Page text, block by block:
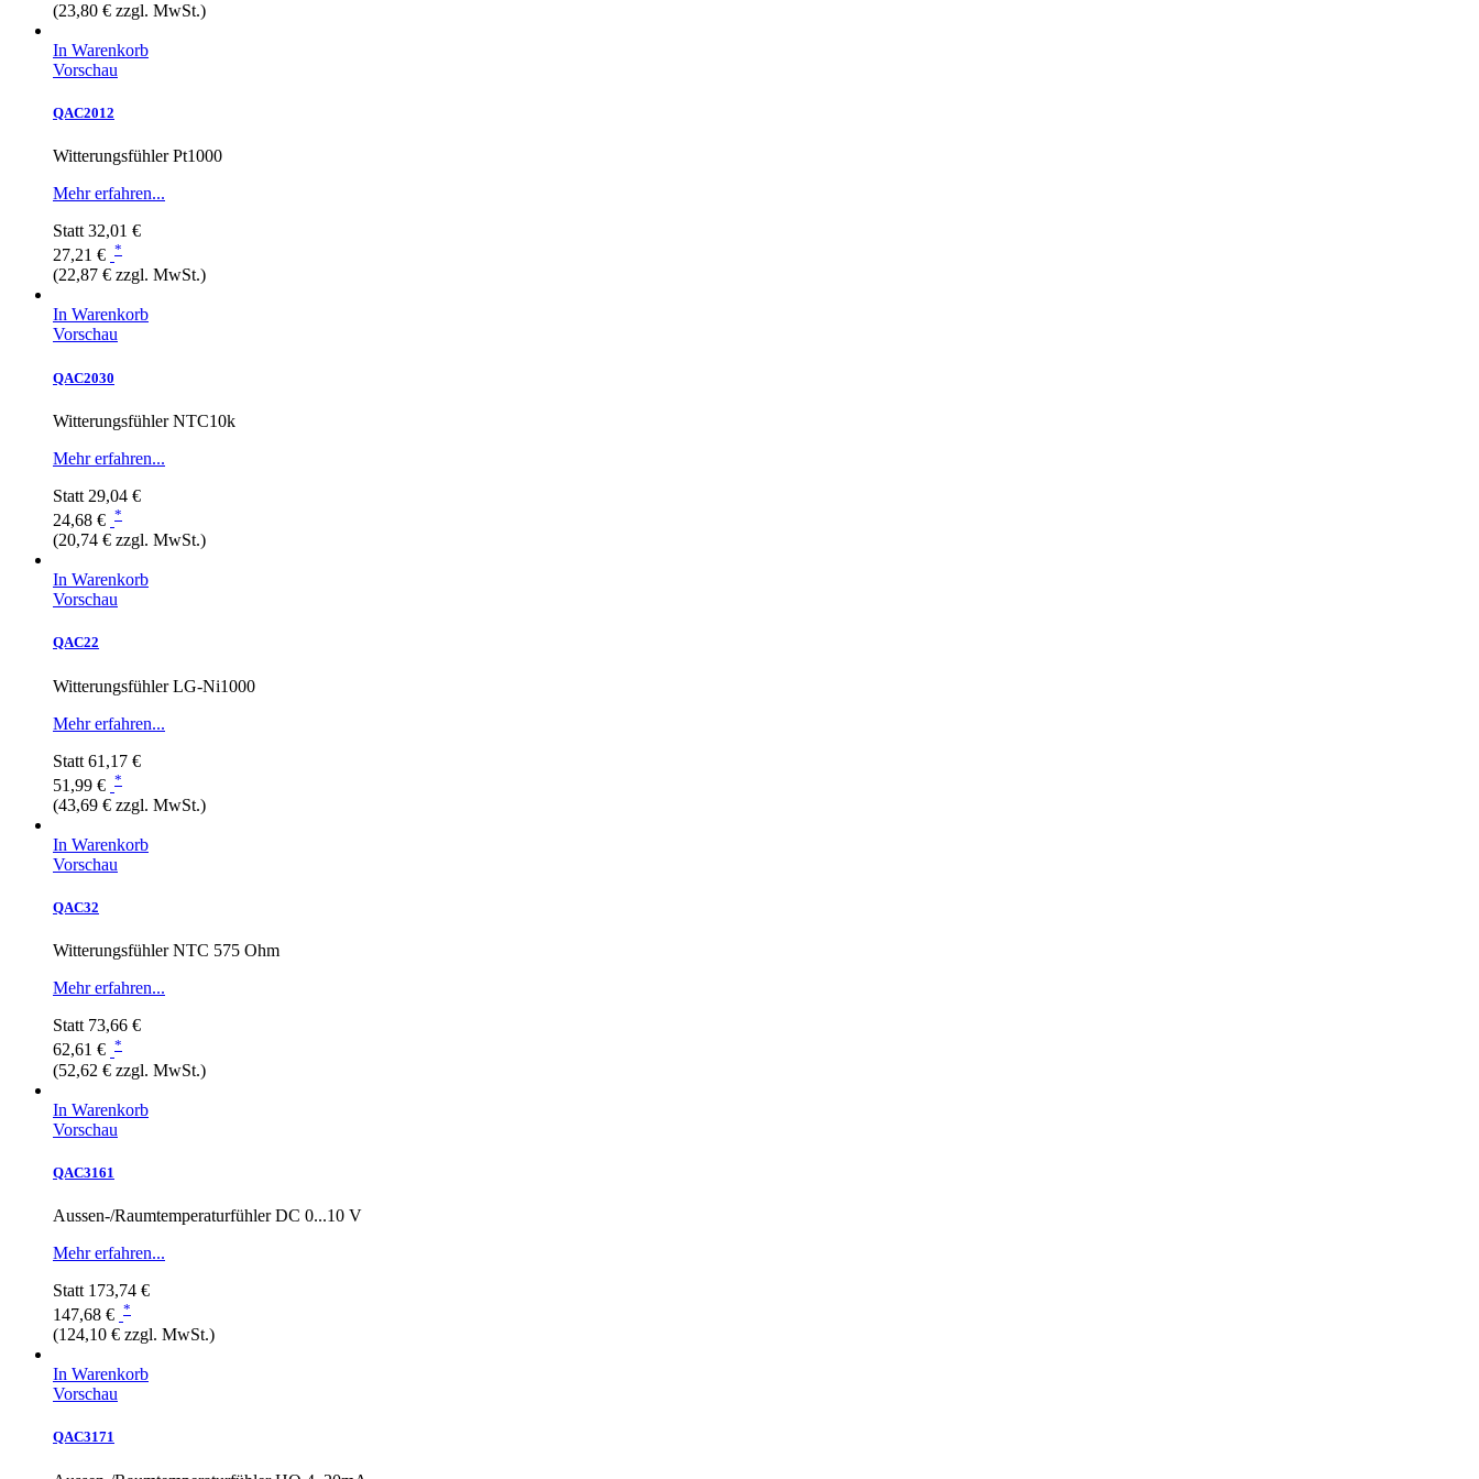
(23,80 € zzgl. MwSt.)
In Warenkorb
Vorschau
QAC2012
Witterungsfühler Pt1000
Mehr erfahren...
Statt 32,01 €
27,21 € *
(22,87 € zzgl. MwSt.)
In Warenkorb
Vorschau
QAC2030
Witterungsfühler NTC10k
Mehr erfahren...
Statt 29,04 €
24,68 € *
(20,74 € zzgl. MwSt.)
In Warenkorb
Vorschau
QAC22
Witterungsfühler LG-Ni1000
Mehr erfahren...
Statt 61,17 €
51,99 € *
(43,69 € zzgl. MwSt.)
In Warenkorb
Vorschau
QAC32
Witterungsfühler NTC 575 Ohm
Mehr erfahren...
Statt 73,66 €
62,61 € *
(52,62 € zzgl. MwSt.)
In Warenkorb
Vorschau
QAC3161
Aussen-/Raumtemperaturfühler DC 0...10 V
Mehr erfahren...
Statt 173,74 €
147,68 € *
(124,10 € zzgl. MwSt.)
In Warenkorb
Vorschau
QAC3171